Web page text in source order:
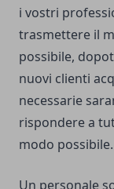
i vostri
trasmettere il
possibile,
nuovi clienti
necessarie
rispondere a
modo possibile.
Un personale